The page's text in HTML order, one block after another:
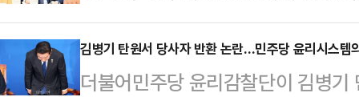
일 이내에 청문회를 개최하…
촉구 성명'을 통해 "이번 사태는 유
칙과 제2조 제7항의 내정 불간섭
같이 밝혔다.이어 "유엔 원칙은 국
는 와중에 부채 부담을 줄이기 위해
바람에 경기 하강 속도가 가팔라지
가치는 빠르게 하락하고 소비·투자
김병기 탄원서 당사자 반환 논란…민주당 윤리시스템
더불어민주당 윤리감찰단이 김병